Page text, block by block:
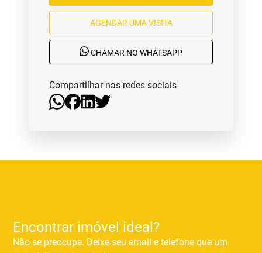
AGENDAR UMA VISITA
CHAMAR NO WHATSAPP
Compartilhar nas redes sociais
Encontrar imóvel ideal?
Não se preocupe. Deixe seu email e telefone que um